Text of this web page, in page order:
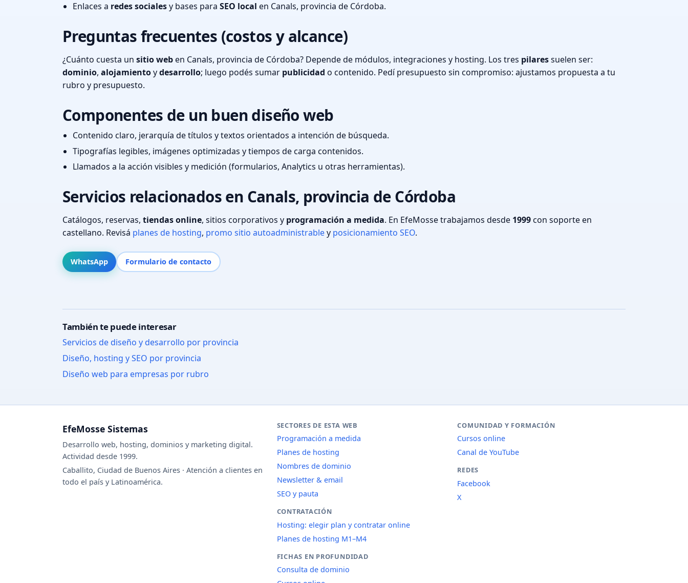
Enlaces a redes socialesy bases para SEO local en Canals, provincia de Córdoba.
Preguntas frecuentes (costos y alcance)
¿Cuánto cuesta un sitio weben Canals, provincia de Córdoba? Depende de módulos, integraciones y hosting. Los tres pilaressuelen ser:
dominio, alojamientoydesarrollo; luego podés sumar publicidad o contenido. Pedí presupuesto sin compromiso: ajustamos propuesta a tu
rubro y presupuesto.
Componentes de un buen diseño web
Contenido claro, jerarquía de títulos y textos orientados a intención de búsqueda.
Tipografías legibles, imágenes optimizadas y tiempos de carga contenidos.
Llamados a la acción visibles y medición (formularios, Analytics u otras herramientas).
Servicios relacionados en Canals, provincia de Córdoba
Catálogos, reservas, tiendas online, sitios corporativos y programación a medida. En EfeMosse trabajamos desde 1999con soporte en
castellano. Revisá planes de hosting, promo sitio autoadministrabley posicionamiento SEO.
WhatsApp Formulario de contacto
También te puede interesar
Servicios de diseño y desarrollo por provincia
Diseño, hosting y SEO por provincia
Diseño web para empresas por rubro
EfeMosse Sistemas
Desarrollo web, hosting, dominios y marketing digital.
Actividad desde 1999.
Caballito, Ciudad de Buenos Aires · Atención a clientes en
todo el país y Latinoamérica.
SECTORES DE ESTA WEB
Programación a medida
Planes de hosting
Nombres de dominio
Newsletter & email
SEO y pauta
CONTRATACIÓN
Hosting: elegir plan y contratar online
Planes de hosting M1–M4
FICHAS EN PROFUNDIDAD
Consulta de dominio
COMUNIDAD Y FORMACIÓN
Cursos online
Canal de YouTube
REDES
Facebook
X